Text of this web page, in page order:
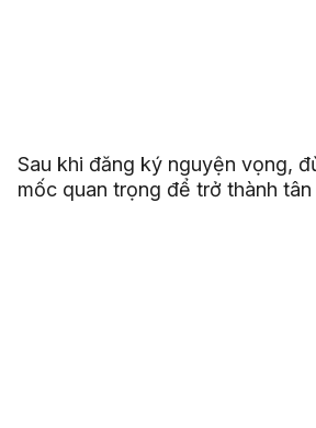
Sau khi đăng ký nguyện vọng,
mốc quan trọng để trở thành tân